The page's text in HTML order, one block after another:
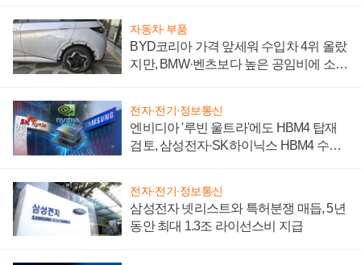
자동차·부품
BYD코리아 가격 앞세워 수입차 4위 올랐
지만, BMW·벤츠보다 높은 공임비에 소비
전자·전기·정보통신
엔비디아 '루빈 울트라'에도 HBM4 탑재
검토, 삼성전자·SK하이닉스 HBM4 수율
전자·전기·정보통신
삼성전자 넷리스트와 특허분쟁 매듭, 5년
동안 최대 1.3조 라이선스비 지급